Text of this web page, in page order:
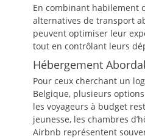
En combinant habilement
alternatives de transport
peuvent optimiser leur
tout en contrôlant leurs
Hébergement
Pour ceux cherchant un
Belgique, plusieurs
les voyageurs à budget
jeunesse, les chambres
Airbnb représentent